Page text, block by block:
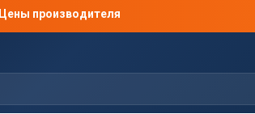
Цены производителя